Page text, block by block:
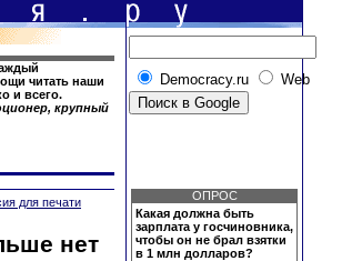
читать наши
и всего.
крупный
Democracy.ru Web
для печати
нет
ОПРОС
Какая должна быть
зарплата у госчиновника,
чтобы он не брал взятки
в 1 млн долларов?